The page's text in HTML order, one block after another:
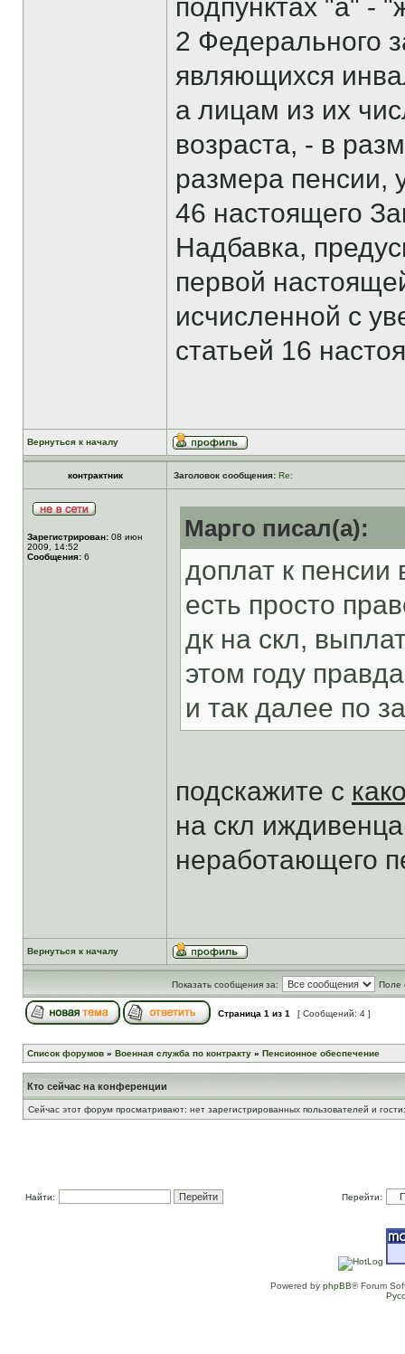
подпунктах "а" -
2 Федерального
являющихся
а лицам из их
возраста, - в
размера пенсии,
46 настоящего
Надбавка,
первой
исчисленной с
статьей 16
Вернуться к началу
контрактник Заголовок сообщения: Re:
Зарегистрирован: 08 июн
2009, 14:52
Сообщения: 6
Марго писал(а):
доплат к пенсии
есть просто
дк на скл,
этом году
и так далее по
подскажите с
на скл
неработающего
Вернуться к началу
Показать сообщения за: Поле
Страница 1 из 1 [ Сообщений: 4 ]
Список форумов » Военная служба по контракту » Пенсионное обеспечение
Кто сейчас на конференции
Сейчас этот форум просматривают: нет зарегистрированных пользователей и
Найти: Перейти:
Powered by phpBB® Forum